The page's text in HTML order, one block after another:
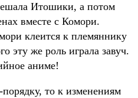
Итошики, а потом
вместе с Комори.
клеится к племяннику
эту же роль играла завуч.
аниме!
то к изменениям